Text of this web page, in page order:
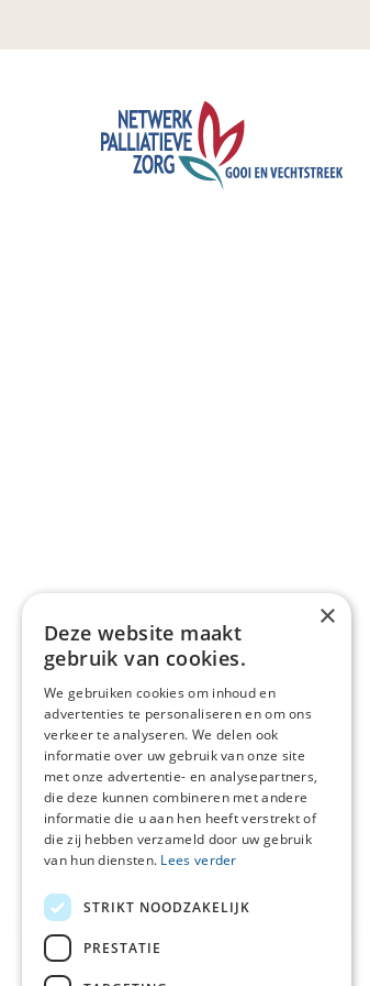
×
Deze website maakt
gebruik van cookies.
We gebruiken cookies om inhoud en
advertenties te personaliseren en om ons
verkeer te analyseren. We delen ook
informatie over uw gebruik van onze site
met onze advertentie- en analysepartners,
die deze kunnen combineren met andere
informatie die u aan hen heeft verstrekt of
die zij hebben verzameld door uw gebruik
van hun diensten. Lees verder
STRIKT NOODZAKELIJK
PRESTATIE